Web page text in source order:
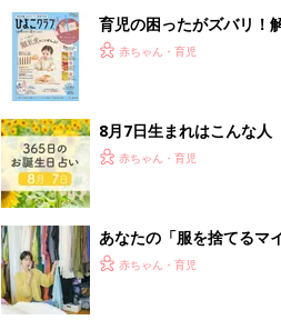
育児の困ったがズバリ！
つ情報がいっぱい！
赤ちゃん・育児
8月7日生まれはこんな
赤ちゃん・育児
あなたの「服を捨てるマ
スタイリストが喝！
赤ちゃん・育児